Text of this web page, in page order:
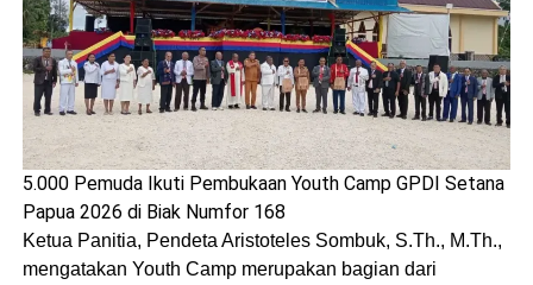
5.000 Pemuda Ikuti Pembukaan Youth Camp GPDI Setana
Papua 2026 di Biak Numfor 168
Ketua Panitia, Pendeta Aristoteles Sombuk, S.Th., M.Th.,
mengatakan Youth Camp merupakan bagian dari